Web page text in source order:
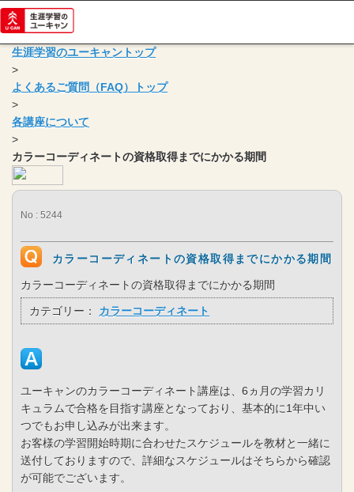
生涯学習のユーキャントップ
>
よくあるご質問（FAQ）トップ
>
各講座について
>
カラーコーディネートの資格取得までにかかる期間
No : 5244
カラーコーディネートの資格取得までにかかる期間
カラーコーディネートの資格取得までにかかる期間
カテゴリー： カラーコーディネート
ユーキャンのカラーコーディネート講座は、6ヵ月の学習カリ
キュラムで合格を目指す講座となっており、基本的に1年中い
つでもお申し込みが出来ます。
お客様の学習開始時期に合わせたスケジュールを教材と一緒に
送付しておりますので、詳細なスケジュールはそちらから確認
が可能でございます。